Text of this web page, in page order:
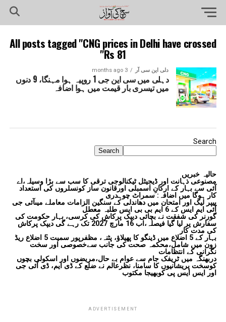
All posts tagged "CNG prices in Delhi have crossed
Rs 81"
دلی این سی آر 3 months ago
دہلی میں سی این جی 1 روپیہ ہوا مہنگا، 9 دنوں
میں تیسری بار قیمت میں ہوا اضافہ
Search
Search
حالیہ خبریں
مصنوعی ذہانت اور ڈیجیٹل ٹیکنالوجی ترقی کا سب سے بڑا وسیلہ،اے
آئی سے بہار کے ارکانِ اسمبلی اورقانون ساز کونسلروں کی استعداد
کار ہوگا میں اضافہ: سمراٹ چوہدری
پیپر لیک اور امتحان میں دھاندلی کے سنگین الزامات معاملے میںآئی جی
آئی ایم ایس کے 6 ایم بی بی ایس طلبہ معطل
گورنر کی شفقت نے بچائی دیپک پرکاش کی کرسی، بہار حکومت کی
سفارش پر لیا گیا فیصلہ،اب 16 مارچ 2027 تک رہے گی دیپک پرکاش
کی مدت کار
بہار کے 5 اضلاع میں ڈینگو کا پھیلاؤ، پٹنہ، مظفرپور سمیت 5 اضلاع ریڈ
زون میں شامل،محکمہ صحت کی جانب سےخصوصی اور سخت
نگرانی کے انتظامات
دربھنگہ میں ٹریفک جام سے عوام بے حال،مریضوں اور اسکولی بچوں
کوسخت پریشانیوں کا سامنا، نظرعالم نے ضلع کے ڈی ایم، ڈی آئی جی
اور ایس ایس پی کوبھیجا مکتوب
ADVERTISEMENT